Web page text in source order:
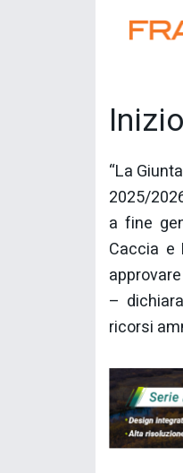
“La
2025/
a fine
Caccia e
–
ricorsi